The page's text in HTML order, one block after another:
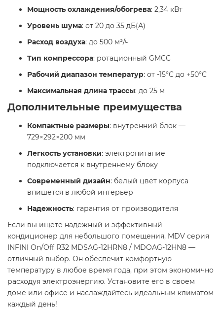
Мощность охлаждения/обогрева: 2,34 кВт
Уровень шума: от 20 до 35 дБ(А)
Расход воздуха: до 500 м³/ч
Тип компрессора: ротационный GMCC
Рабочий диапазон температур: от -15°C до +50°C
Максимальная длина трассы: до 25 м​
Дополнительные преимущества
Компактные размеры: внутренний блок —
729×292×200 мм
Легкость установки: электропитание
подключается к внутреннему блоку
Современный дизайн: белый цвет корпуса
впишется в любой интерьер
Надежность: гарантия от производителя​
Если вы ищете надежный и эффективный
кондиционер для небольшого помещения, MDV серия
INFINI On/Off R32 MDSAG-12HRN8 / MDOAG-12HN8 —
отличный выбор. Он обеспечит комфортную
температуру в любое время года, при этом экономично
расходуя электроэнергию. Установите его в своем
доме или офисе и наслаждайтесь идеальным климатом
каждый день!​